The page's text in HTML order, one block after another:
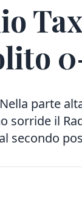
Nella parte
sorride il
secondo